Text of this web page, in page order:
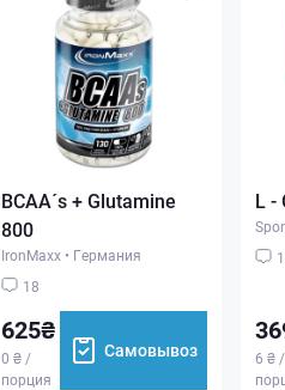
BCAA´s + Glutamine
800
IronMaxx • Германия
18
625₴
0 ₴ /
порция
Самовывоз
L -
6 ₴ /